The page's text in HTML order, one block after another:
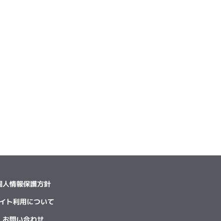
人情報保護方針
ト利用について
お問い合わせ